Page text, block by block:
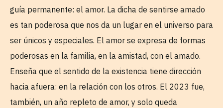
guía permanente: el amor. La dicha de sentirse amado
es tan poderosa que nos da un lugar en el universo para
ser únicos y especiales. El amor se expresa de formas
poderosas en la familia, en la amistad, con el amado.
Enseña que el sentido de la existencia tiene dirección
hacia afuera: en la relación con los otros. El 2023 fue,
también, un año repleto de amor, y solo queda